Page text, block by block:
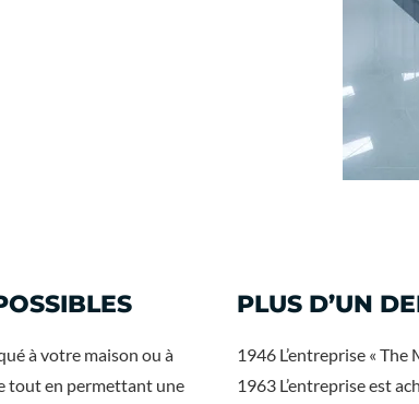
à votre maison ou à
tout en permettant une
PLUS D’UN
1946 L’entreprise «
1963 L’entreprise est